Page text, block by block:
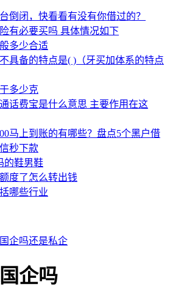
倒闭，快看看有没有你借过的？
有必要买吗 具体情况如下
多少合适
具备的特点是( )（牙买加体系的特点
多少克
话费宝是什么意思 主要作用在这
马上到账的有哪些？盘点5个黑户借
秒下款
的鞋男鞋
度了怎么转出钱
哪些行业
企吗还是私企
企吗